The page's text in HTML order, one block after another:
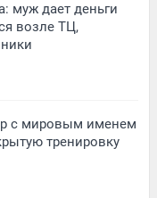
муж дает деньги
возле ТЦ,
с мировым именем
тренировку